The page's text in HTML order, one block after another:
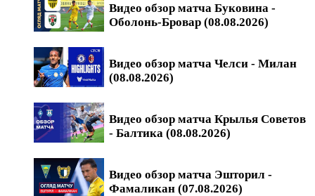
Видео обзор матча Буковина -
Оболонь-Бровар (08.08.2026)
Видео обзор матча Челси - Милан
(08.08.2026)
Видео обзор матча Крылья Советов
- Балтика (08.08.2026)
Видео обзор матча Эшторил -
Фамаликан (07.08.2026)